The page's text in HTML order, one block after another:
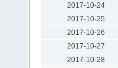
2017-10-24
2017-10-25
2017-10-26
2017-10-27
2017-10-28